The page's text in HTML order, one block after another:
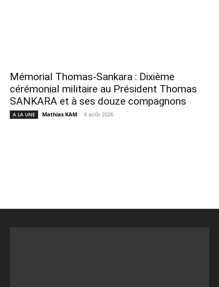
Mémorial Thomas-Sankara : Dixième
cérémonial militaire au Président Thomas
SANKARA et à ses douze compagnons
A LA UNE Mathias KAM - 6 août 2026